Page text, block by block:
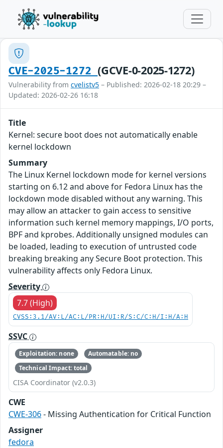
CVE-2025-1272(GCVE-0-2025-1272)
Vulnerability from cvelistv5 – Published: 2026-02-18 20:29 –
Updated: 2026-02-26 16:18
Title
Kernel: secure boot does not automatically enable
kernel lockdown
Summary
The Linux Kernel lockdown mode for kernel versions
starting on 6.12 and above for Fedora Linux has the
lockdown mode disabled without any warning. This
may allow an attacker to gain access to sensitive
information such kernel memory mappings, I/O ports,
BPF and kprobes. Additionally unsigned modules can
be loaded, leading to execution of untrusted code
breaking breaking any Secure Boot protection. This
vulnerability affects only Fedora Linux.
Severity
7.7 (High)
CVSS:3.1/AV:L/AC:L/PR:H/UI:R/S:C/C:H/I:H/A:H
SSVC
Exploitation: none
Automatable: no
Technical Impact: total
CISA Coordinator (v2.0.3)
CWE
CWE-306- Missing Authentication for Critical Function
Assigner
fedora